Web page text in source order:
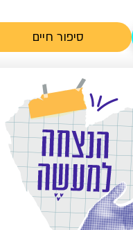
סיפור חיים